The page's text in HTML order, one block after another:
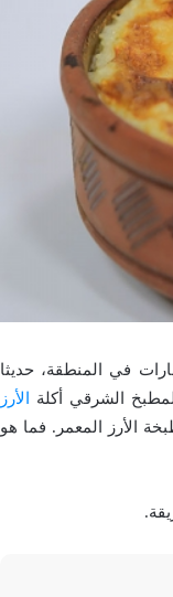
في المنطقة، حديثا
الشرقي أكلة
الأرز
الأرز المعمر. فما هو